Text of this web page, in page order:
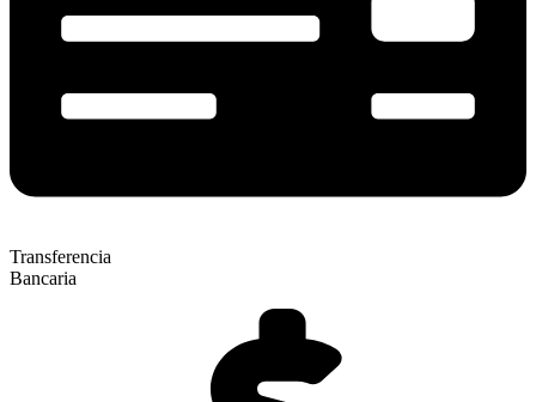
Transferencia
Bancaria